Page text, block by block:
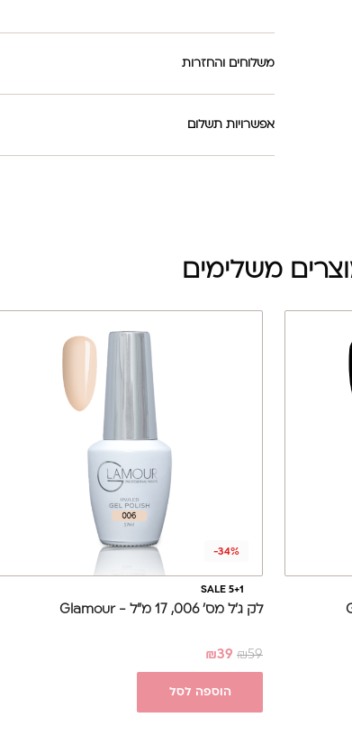
משלוחים והחזרות
אפשרויות תשלום
משלימים
-34%
SALE 5+1
לק ג'ל מס' 006, 17 מ"ל - Glamour
₪59
₪39
הוספה לסל